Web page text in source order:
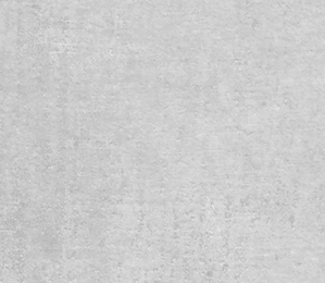
Portaria
sobre a
concessão
para
inativos/as